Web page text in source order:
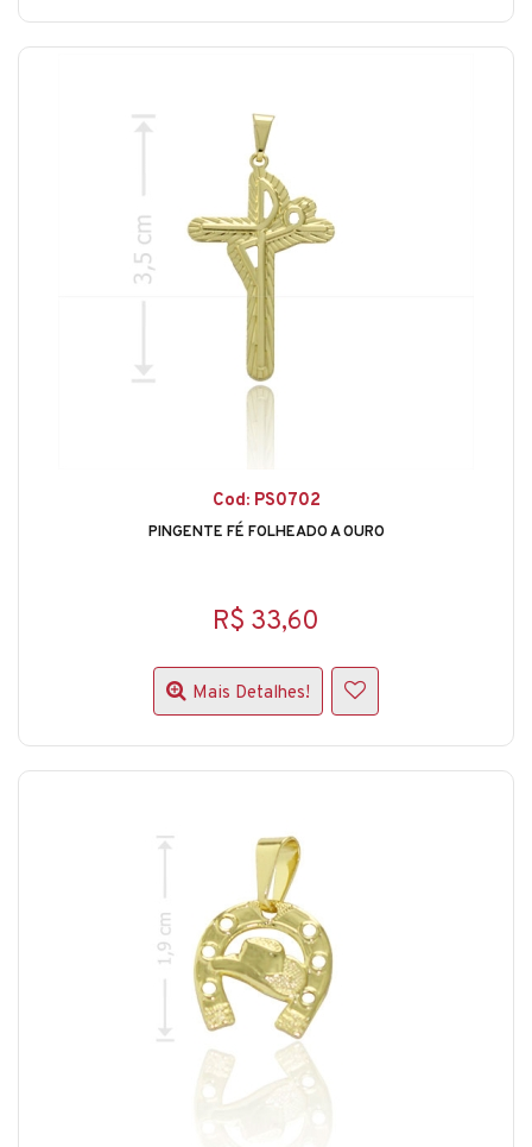
Cod: PS0702
PINGENTE FÉ FOLHEADO A OURO
R$ 33,60
Mais Detalhes!